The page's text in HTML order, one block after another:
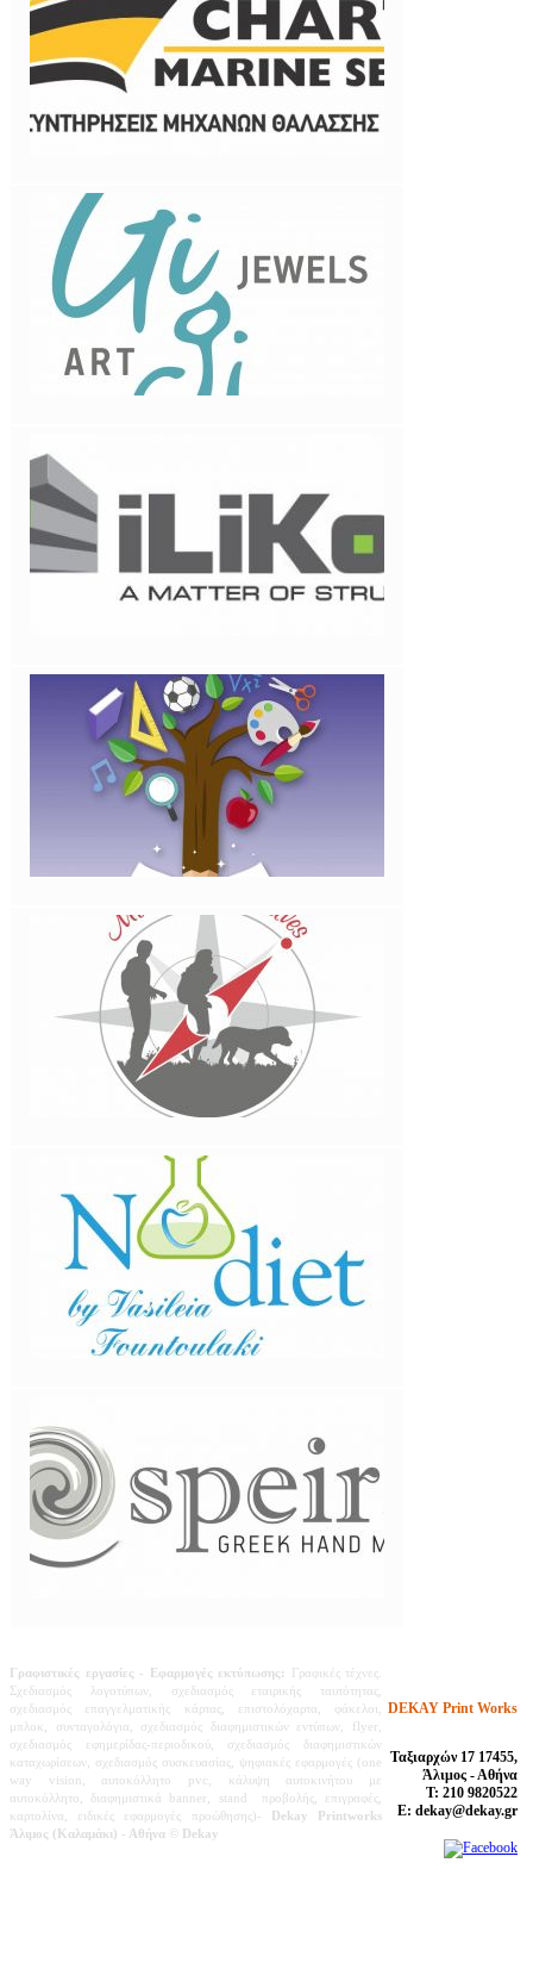
DEKAY Print Works
Ταξιαρχών 17 17455,
Άλιμος - Αθήνα
Τ: 210 9820522
E: dekay@dekay.gr
Γραφιστικές εργασίες - Εφαρμογές εκτύπωσης:
Γραφικές τέχνες.
Σχεδιασμός λογοτύπων, σχεδιασμός εταιρικής ταυτότητας,
σχεδιασμός επαγγελματικής κάρτας, επιστολόχαρτα, φάκελοι,
μπλοκ, συνταγολόγια, σχεδιασμός διαφημιστικών εντύπων, flyer,
σχεδιασμός εφημερίδας-περιοδικού,
σχεδιασμός διαφημιστικών
καταχωρίσεων,
σχεδιασμός συσκευασίας, ψηφιακές εφαρμογές (one
way vision, αυτοκόλλητο pvc, κάλυψη αυτοκινήτου με
αυτοκόλλητο, διαφημιστικά banner, stand προβολής, επιγραφές,
καρτολίνα, ειδικές εφαρμογές προώθησης)-
Dekay Printworks
Άλιμος (Καλαμάκι) - Αθήνα © Dekay